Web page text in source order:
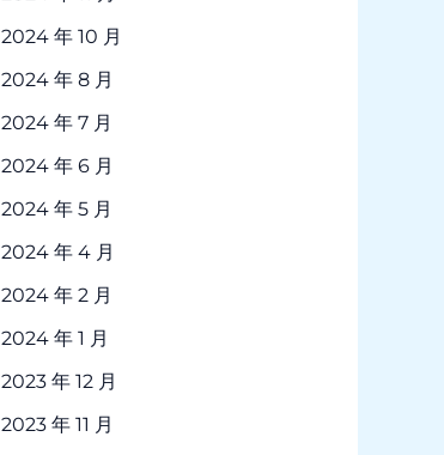
2024 年 10 月
2024 年 8 月
2024 年 7 月
2024 年 6 月
2024 年 5 月
2024 年 4 月
2024 年 2 月
2024 年 1 月
2023 年 12 月
2023 年 11 月